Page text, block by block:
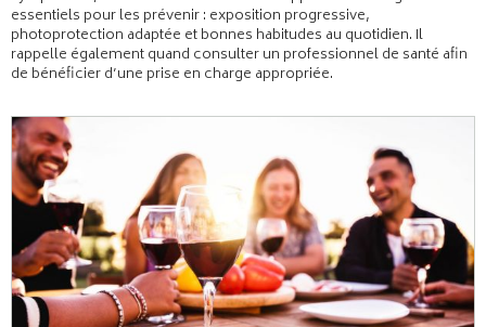
essentiels pour les prévenir : exposition progressive,
photoprotection adaptée et bonnes habitudes au quotidien. Il
rappelle également quand consulter un professionnel de santé afin
de bénéficier d’une prise en charge appropriée.